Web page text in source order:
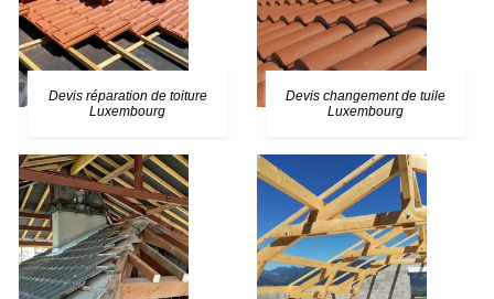
Devis réparation de toiture
Luxembourg
Devis changement de tuile
Luxembourg